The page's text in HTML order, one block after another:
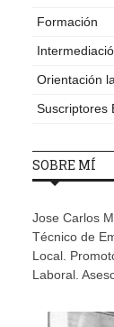
Formación
Orientación
Suscriptores
SOBRE MÍ
Jose Carlos
Técnico de
Local.
Laboral.